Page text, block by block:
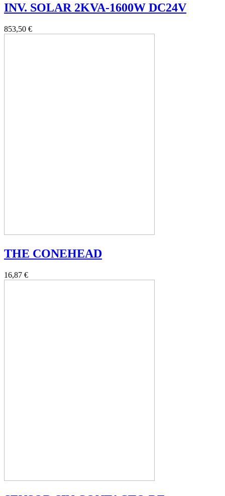
INV. SOLAR 2KVA-1600W DC24V
853,50 €
THE CONEHEAD
16,87 €